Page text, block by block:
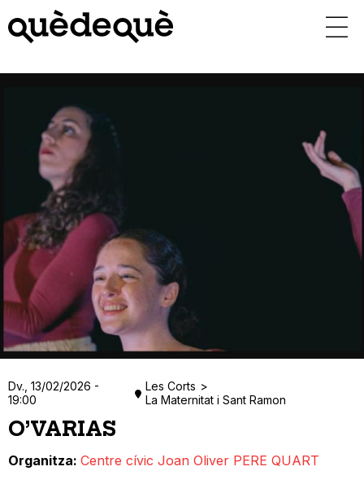
contingut
Dv., 13/02/2026 -
19:00
Les Corts
La Maternitat i Sant Ramon
O’VARIAS
Organitza Centre cívic Joan Oliver PERE QUART